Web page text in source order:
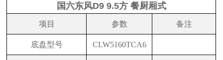
国六东风D9 9.5方 餐厨厢式
项目 参数 备注
底盘型号 CLW5160TCA6